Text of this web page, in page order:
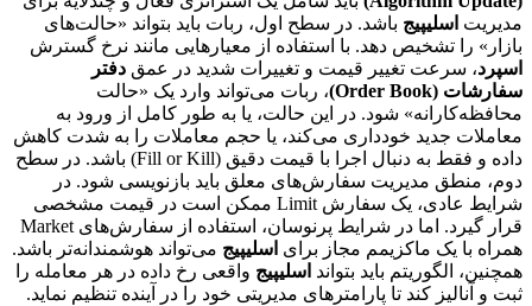
مدیریت اسلیپیج باشد. در سطح اول، ربات باید بتواند «حالت‌های
بازار» را تشخیص دهد. با استفاده از معیارهایی مانند نرخ گسترش
اسپرد، سرعت تغییر قیمت و تغییرات شدید در عمق دفتر
سفارشات (Order Book)
، ربات می‌تواند وارد یک «حالت
محافظه‌کارانه» شود. در این حالت، یا به طور کامل از ورود به
معاملات جدید خودداری می‌کند، یا حجم معاملات را به شدت کاهش
داده و فقط به دنبال اجرا با قیمت دقیق (Fill or Kill) باشد. در سطح
دوم، منطق مدیریت سفارش‌های معلق باید بازنویسی شود. در
شرایط عادی، یک سفارش Limit ممکن است در قیمت مشخصی
قرار گیرد. اما در شرایط پرنوسان، استفاده از سفارش‌های Market
همراه با یک ماکزیمم مجاز برای اسلیپیج می‌تواند هوشمندانه‌تر باشد.
همچنین، الگوریتم باید بتواند اسلیپیج واقعی رخ داده در هر معامله را
ثبت و آنالیز کند تا پارامترهای مدیریتی خود را در آینده تنظیم نماید.